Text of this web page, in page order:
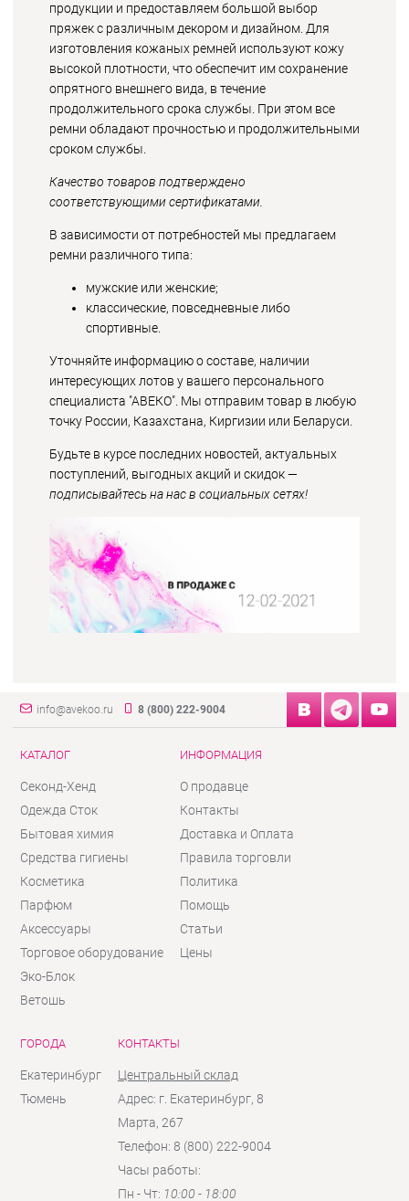
продукции и предоставляем большой выбор
пряжек с различным декором и дизайном. Для
изготовления кожаных ремней используют кожу
высокой плотности, что обеспечит им сохранение
опрятного внешнего вида, в течение
продолжительного срока службы. При этом все
ремни обладают прочностью и продолжительными
сроком службы.
Качество товаров подтверждено
соответствующими сертификатами.
В зависимости от потребностей мы предлагаем
ремни различного типа:
мужские или женские;
классические, повседневные либо
спортивные.
Уточняйте информацию о составе, наличии
интересующих лотов у вашего персонального
специалиста "АВЕКО". Мы отправим товар в любую
точку России, Казахстана, Киргизии или Беларуси.
Будьте в курсе последних новостей, актуальных
поступлений, выгодных акций и скидок —
подписывайтесь на нас в социальных сетях!
info@avekoo.ru 8 (800) 222-9004
КАТАЛОГ
Секонд-Хенд
Одежда Сток
Бытовая химия
Средства гигиены
Косметика
Парфюм
Аксессуары
Торговое оборудование
Эко-Блок
Ветошь
ИНФОРМАЦИЯ
О продавце
Контакты
Доставка и Оплата
Правила торговли
Политика
Помощь
Статьи
Цены
ГОРОДА
Екатеринбург
Тюмень
КОНТАКТЫ
Центральный склад
Адрес: г. Екатеринбург, 8
Марта, 267
Телефон: 8 (800) 222-9004
Часы работы:
Пн - Чт: 10:00 - 18:00